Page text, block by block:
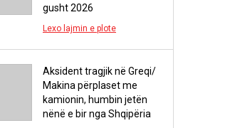
gusht 2026
Lexo lajmin e plote
Aksident tragjik në Greqi/
Makina përplaset me
kamionin, humbin jetën
nënë e bir nga Shqipëria